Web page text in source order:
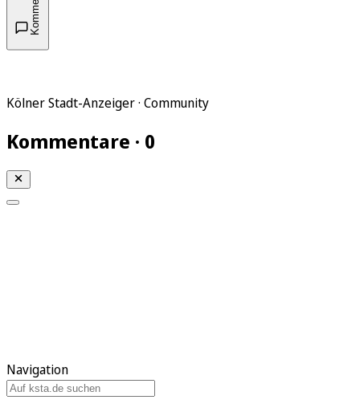
Kölner Stadt-Anzeiger · Community
Kommentare · 0
Navigation